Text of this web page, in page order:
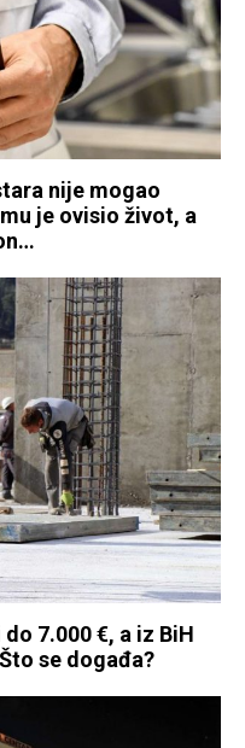
nije mogao
je ovisio život, a
7.000 €, a iz BiH
se događa?